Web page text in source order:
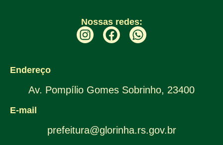
Nossas redes:
Endereço
Av. Pompílio Gomes Sobrinho, 23400
E-mail
prefeitura@glorinha.rs.gov.br